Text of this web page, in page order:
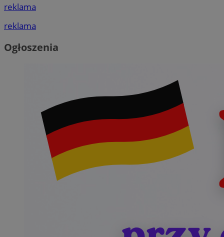
reklama
reklama
Ogłoszenia